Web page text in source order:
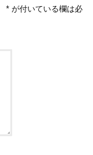
* が付いている欄は必